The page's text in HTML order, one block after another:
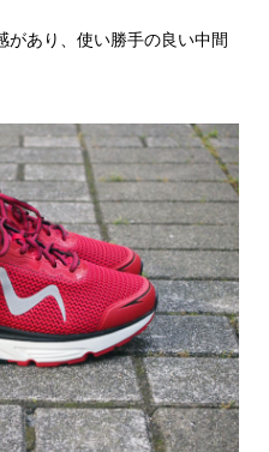
があり、使い勝手の良い中間